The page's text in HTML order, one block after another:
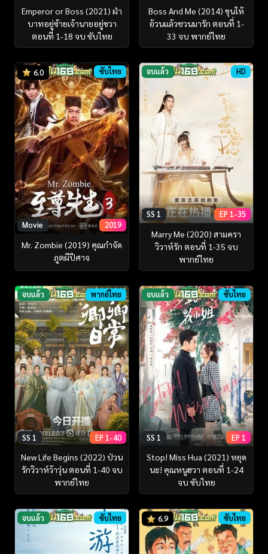
Emperor or Boss (2021) ฝ่า
บาทอยู่ซ้ายเจ้านายอยู่ขวา
ตอนที่ 1-18 จบ ซับไทย
Boss And Me (2014) ขุนให้
อ้วนแล้วชวนมารัก ตอนที่ 1-
33 จบ พากย์ไทย
6.0 ซับไทย
Movie 2019
Mr. Zombie (2019) คุณกำจัด
ภูตผีปีศาจ
จบแล้ว HD
SS 1 EP 1-35
Marry Me (2020) สามครา
วิวาห์รัก ตอนที่ 1-35 จบ
พากย์ไทย
จบแล้ว พากย์ไทย
SS 1 EP 1-40
New Life Begins (2022) ป่วน
รักวิวาห์ว้าวุ่น ตอนที่ 1-40 จบ
พากย์ไทย
จบแล้ว ซับไทย
SS 1 EP 1
Stop! Miss Hua (2021) หยุด
นะ! คุณหนูฮวา ตอนที่ 1-24
จบ ซับไทย
จบแล้ว ซับไทย 6.9 ซับไทย